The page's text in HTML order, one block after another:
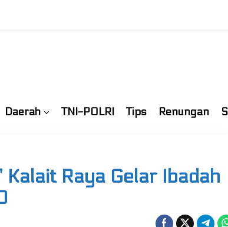
Daerah TNI-POLRI Tips Renungan
Kalait Raya Gelar Ibadah